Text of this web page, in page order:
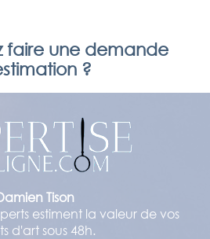
faire une demande
?
Tison
estiment la valeur de vos
d'art sous 48h.